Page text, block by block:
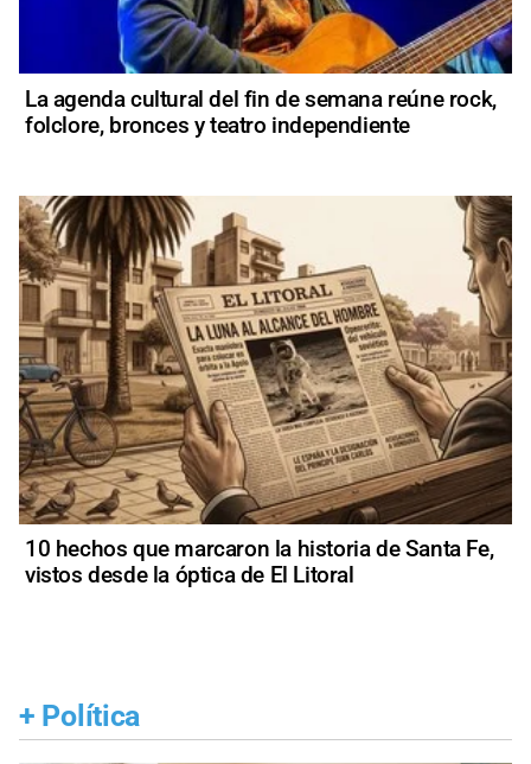
La agenda cultural del fin de semana reúne rock,
folclore, bronces y teatro independiente
10 hechos que marcaron la historia de Santa Fe,
vistos desde la óptica de El Litoral
+ Política